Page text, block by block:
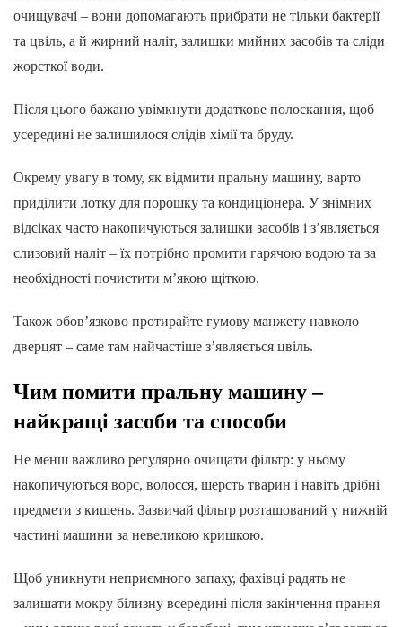
очищувачі – вони допомагають прибрати не тільки бактерії
та цвіль, а й жирний наліт, залишки мийних засобів та сліди
жорсткої води.
Після цього бажано увімкнути додаткове полоскання, щоб
усередині не залишилося слідів хімії та бруду.
Окрему увагу в тому, як відмити пральну машину, варто
приділити лотку для порошку та кондиціонера. У знімних
відсіках часто накопичуються залишки засобів і з’являється
слизовий наліт – їх потрібно промити гарячою водою та за
необхідності почистити м’якою щіткою.
Також обов’язково протирайте гумову манжету навколо
дверцят – саме там найчастіше з’являється цвіль.
Чим помити пральну машину –
найкращі засоби та способи
Не менш важливо регулярно очищати фільтр: у ньому
накопичуються ворс, волосся, шерсть тварин і навіть дрібні
предмети з кишень. Зазвичай фільтр розташований у нижній
частині машини за невеликою кришкою.
Щоб уникнути неприємного запаху, фахівці радять не
залишати мокру білизну всередині після закінчення прання